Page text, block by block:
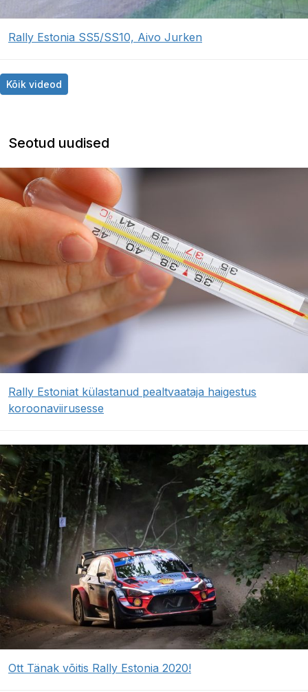
Rally Estonia SS5/SS10, Aivo Jurken
Kõik videod
Seotud uudised
Rally Estoniat külastanud pealtvaataja haigestus
koroonaviirusesse
Ott Tänak võitis Rally Estonia 2020!